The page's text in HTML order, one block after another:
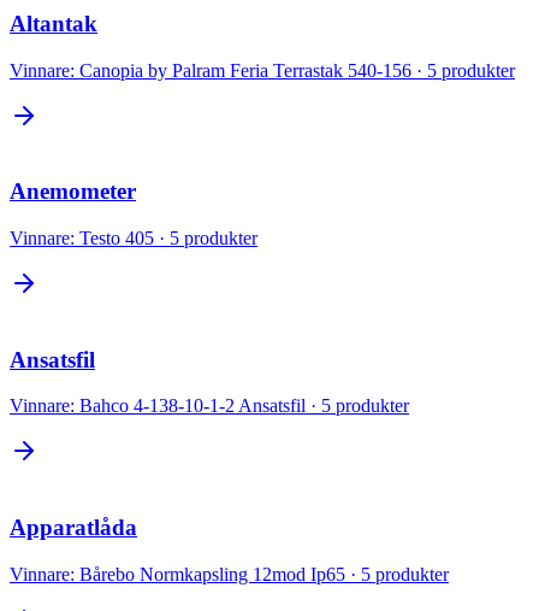
Altantak
Vinnare: Canopia by Palram Feria Terrastak 540-156 · 5 produkter
Anemometer
Vinnare: Testo 405 · 5 produkter
Ansatsfil
Vinnare: Bahco 4-138-10-1-2 Ansatsfil · 5 produkter
Apparatlåda
Vinnare: Bårebo Normkapsling 12mod Ip65 · 5 produkter